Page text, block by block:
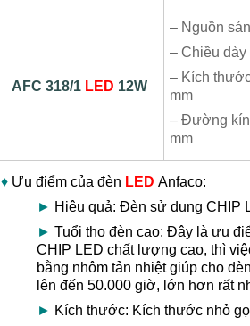
AFC 318/1 LED 12W
– Nguồn
– Chiều dày
– Kích
mm
– Đường
mm
♦ Ưu điểm của đèn LED Anfaco:
► Hiệu quả: Đèn sử dụng CHIP
► Tuổi thọ đèn cao: Đây là ưu
CHIP LED chất lượng cao, thì
bằng nhôm tản nhiệt giúp cho
lên đến 50.000 giờ, lớn hơn rất
► Kích thước: Kích thước nhỏ